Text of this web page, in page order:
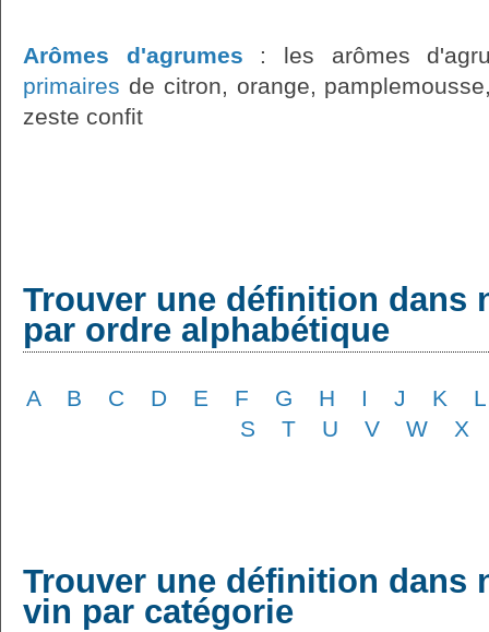
Arômes d'agrumes : les arômes
primaires de citron, orange,
zeste confit
Trouver une définition dans
par ordre alphabétique
A B C D E F G H I J K
L
S
T U V W X
Trouver une définition dans
vin par catégorie